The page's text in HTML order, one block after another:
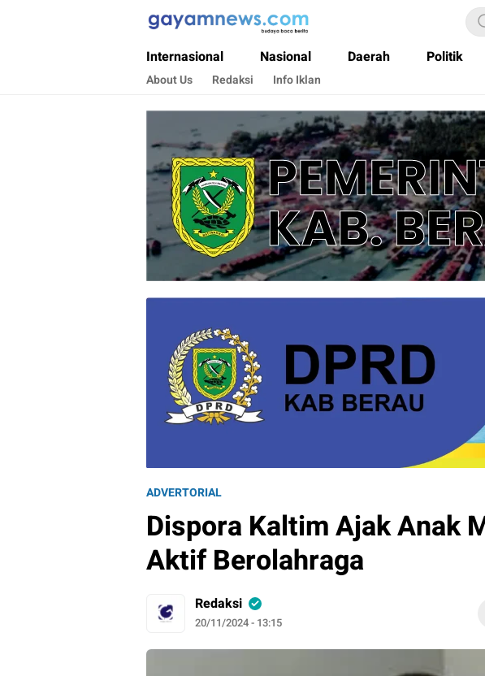
Gayamnews.com
Budaya Baca Berita
Internasional Nasional Daerah Politik
About Us Redaksi Info Iklan
ADVERTORIAL
Dispora Kaltim Ajak Anak
Aktif Berolahraga
Redaksi
20/11/2024 - 13:15